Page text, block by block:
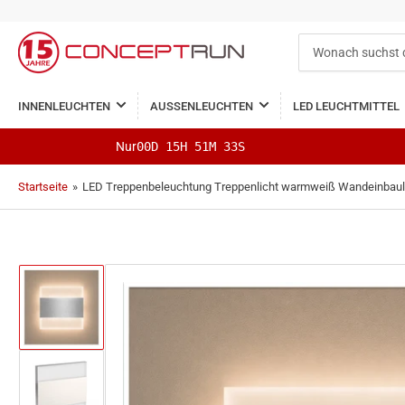
suchst
du?
INNENLEUCHTEN AUSSENLEUCHTEN LED LEUCHTMITTEL
Nur00D 15H 51M 32S
Startseite » LED Treppenbeleuchtung Treppenlicht warmweiß
in
Galerieansicht
1
laden